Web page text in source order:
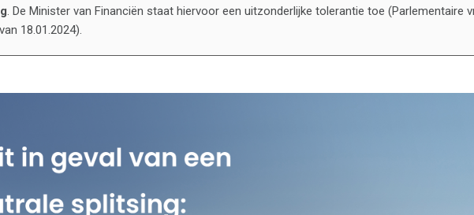
. De Minister van Financiën staat hiervoor een uitzonderlijke tolerantie toe (Parlementaire
18.01.2024).